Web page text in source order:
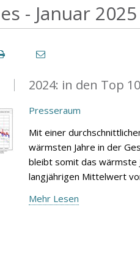
- Januar 2025
2024: in den Top
Presseraum
Mit einer
wärmsten Jahre in der
bleibt somit das wärmste
langjährigen Mittelwert
Mehr Lesen